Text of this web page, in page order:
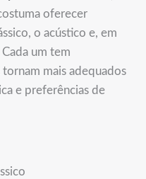
oferecer
o acústico e, em
um tem
mais adequados
e preferências de